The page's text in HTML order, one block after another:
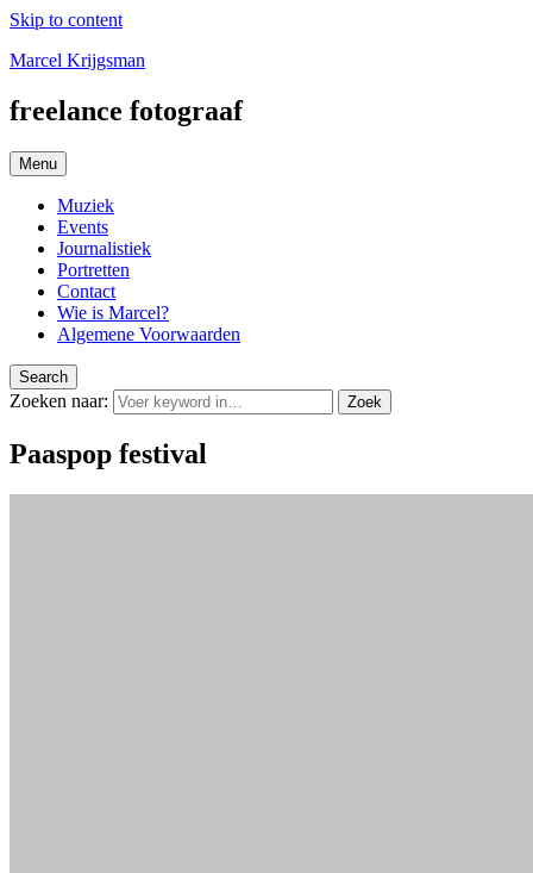
Skip to content
Marcel Krijgsman
freelance fotograaf
Menu
Muziek
Events
Journalistiek
Portretten
Contact
Wie is Marcel?
Algemene Voorwaarden
Search
Zoeken naar: Zoek
Paaspop festival